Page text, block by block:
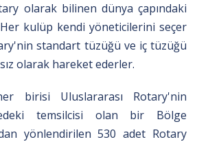
olarak bilinen dünya çapındaki
kulüp kendi yöneticilerini seçer
standart tüzüğü ve iç tüzüğü
olarak hareket ederler.
birisi Uluslararası Rotary'nin
temsilcisi olan bir Bölge
yönlendirilen 530 adet Rotary